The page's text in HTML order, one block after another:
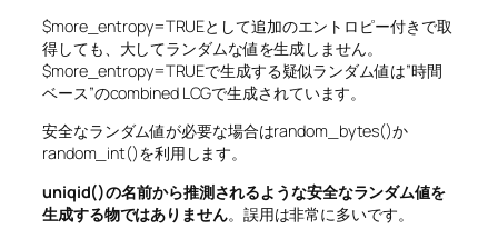
$more_entropy=TRUEとして追加のエントロピー付きで取
得しても、大してランダムな値を生成しません。
$more_entropy=TRUEで生成する疑似ランダム値は”時間
ベース”のcombined LCGで生成されています。
安全なランダム値が必要な場合はrandom_bytes()か
random_int()を利用します。
uniqid()の名前から推測されるような安全なランダム値を
生成する物ではありません。誤用は非常に多いです。